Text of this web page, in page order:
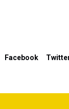
Facebook